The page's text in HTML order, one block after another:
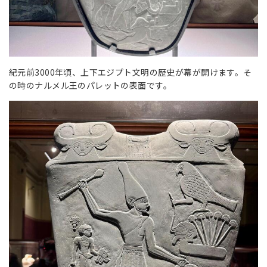
紀元前3000年頃、上下エジプト文明の歴史が幕が開けます。そ
の時のナルメル王のパレットの表面です。